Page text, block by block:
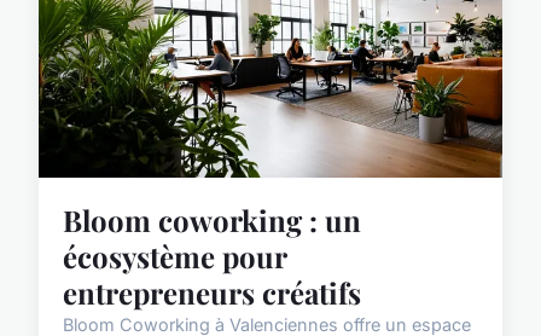
Bloom coworking : un
écosystème pour
entrepreneurs créatifs
Bloom Coworking à Valenciennes offre un espace